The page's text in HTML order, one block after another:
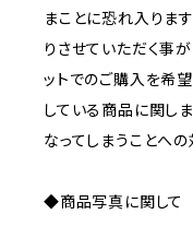
まことに恐れ入りま
りさせていただく事
ットでのご購入を希
している商品に関し
なってしまうことへ
◆商品写真に関して